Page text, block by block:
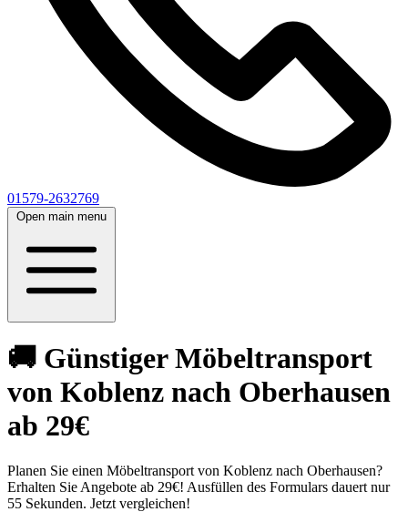
01579-2632769
Open main menu
🚚 Günstiger Möbeltransport
von Koblenz nach Oberhausen
ab 29€
Planen Sie einen Möbeltransport von Koblenz nach Oberhausen?
Erhalten Sie Angebote ab 29€! Ausfüllen des Formulars dauert nur
55 Sekunden. Jetzt vergleichen!